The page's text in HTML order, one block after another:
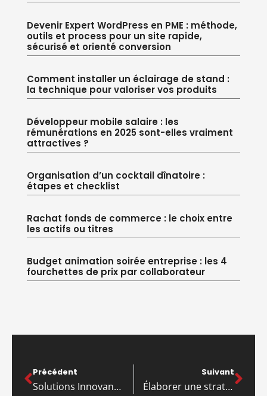
Devenir Expert WordPress en PME : méthode,
outils et process pour un site rapide,
sécurisé et orienté conversion
Comment installer un éclairage de stand :
la technique pour valoriser vos produits
Développeur mobile salaire : les
rémunérations en 2025 sont-elles vraiment
attractives ?
Organisation d’un cocktail dînatoire :
étapes et checklist
Rachat fonds de commerce : le choix entre
les actifs ou titres
Budget animation soirée entreprise : les 4
fourchettes de prix par collaborateur
Précédent
Solutions Innovantes pour Optimiser la Croissance des Petites Entreprises
Suivant
Élaborer une stratégie efficace pour les PME : Guide pratique pour réussir